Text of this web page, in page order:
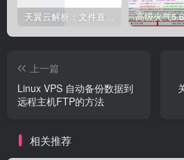
天翼云解析：文件直链获取源码 高级火气
上一篇
Linux VPS 自动备份数据到
远程主机FTP的方法
相关推荐